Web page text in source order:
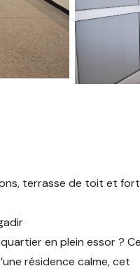
terrasse de toit et fort
en plein essor ? Ce
résidence calme, cet